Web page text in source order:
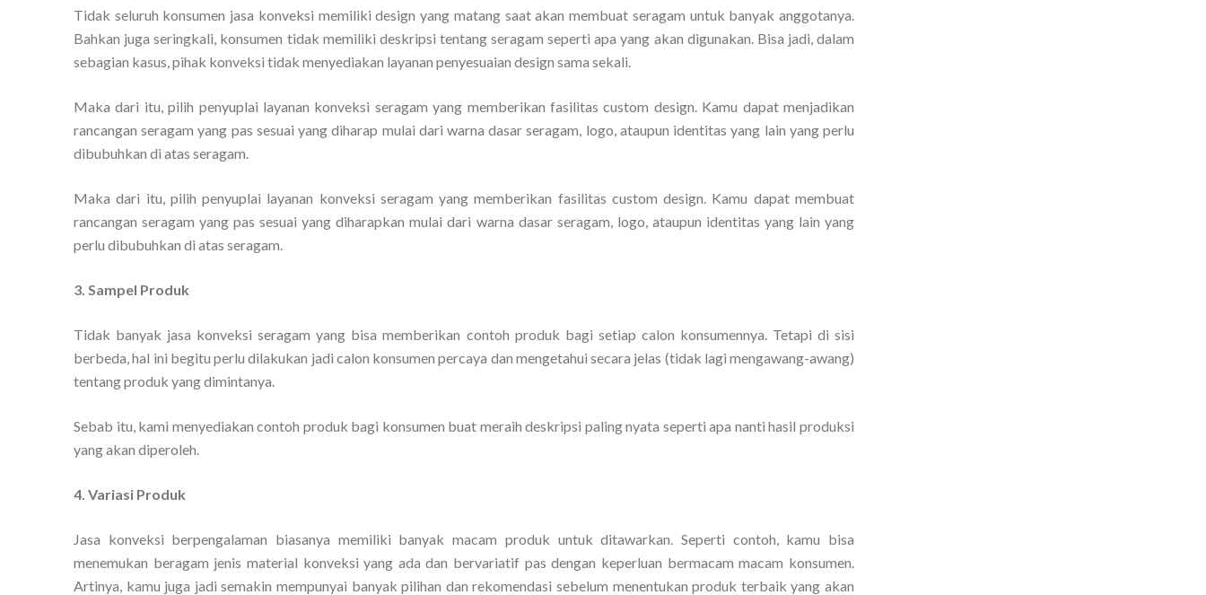
Tidak seluruh konsumen jasa konveksi memiliki design yang matang saat akan membuat seragam untuk banyak anggotanya.
Bahkan juga seringkali, konsumen tidak memiliki deskripsi tentang seragam seperti apa yang akan digunakan. Bisa jadi, dalam
sebagian kasus, pihak konveksi tidak menyediakan layanan penyesuaian design sama sekali.
Maka dari itu, pilih penyuplai layanan konveksi seragam yang memberikan fasilitas custom design. Kamu dapat menjadikan
rancangan seragam yang pas sesuai yang diharap mulai dari warna dasar seragam, logo, ataupun identitas yang lain yang perlu
dibubuhkan di atas seragam.
Maka dari itu, pilih penyuplai layanan konveksi seragam yang memberikan fasilitas custom design. Kamu dapat membuat
rancangan seragam yang pas sesuai yang diharapkan mulai dari warna dasar seragam, logo, ataupun identitas yang lain yang
perlu dibubuhkan di atas seragam.
3. Sampel Produk
Tidak banyak jasa konveksi seragam yang bisa memberikan contoh produk bagi setiap calon konsumennya. Tetapi di sisi
berbeda, hal ini begitu perlu dilakukan jadi calon konsumen percaya dan mengetahui secara jelas (tidak lagi mengawang-awang)
tentang produk yang dimintanya.
Sebab itu, kami menyediakan contoh produk bagi konsumen buat meraih deskripsi paling nyata seperti apa nanti hasil produksi
yang akan diperoleh.
4. Variasi Produk
Jasa konveksi berpengalaman biasanya memiliki banyak macam produk untuk ditawarkan. Seperti contoh, kamu bisa
menemukan beragam jenis material konveksi yang ada dan bervariatif pas dengan keperluan bermacam macam konsumen.
Artinya, kamu juga jadi semakin mempunyai banyak pilihan dan rekomendasi sebelum menentukan produk terbaik yang akan